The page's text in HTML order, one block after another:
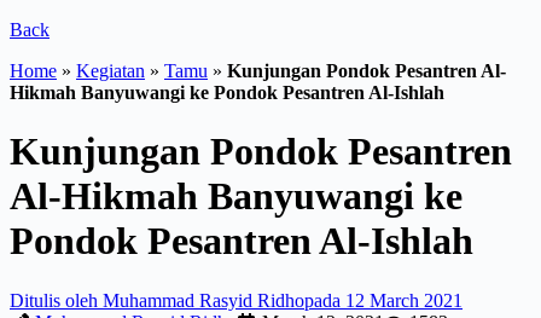
Back
Home » Kegiatan » Tamu » Kunjungan Pondok Pesantren Al-
Hikmah Banyuwangi ke Pondok Pesantren Al-Ishlah
Kunjungan Pondok Pesantren
Al-Hikmah Banyuwangi ke
Pondok Pesantren Al-Ishlah
Ditulis oleh Muhammad Rasyid Ridhopada 12 March 2021